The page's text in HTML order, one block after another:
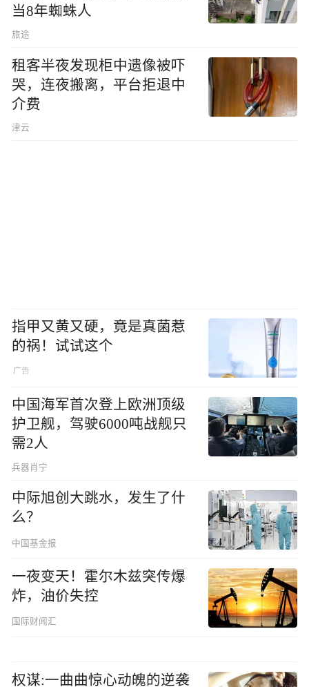
当8年蜘蛛人
旅途
租客半夜发现柜中遗像被吓
哭，连夜搬离，平台拒退中
介费
津云
指甲又黄又硬，竟是真菌惹
的祸！试试这个
中国海军首次登上欧洲顶级
护卫舰，驾驶6000吨战舰只
需2人
兵器肖宁
中际旭创大跳水，发生了什
么？
中国基金报
一夜变天！霍尔木兹突传爆
炸，油价失控
国际财闻汇
权谋:一曲曲惊心动魄的逆袭